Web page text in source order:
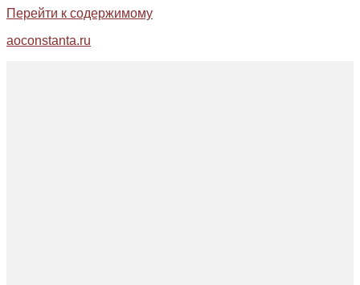
Перейти к содержимому
aoconstanta.ru